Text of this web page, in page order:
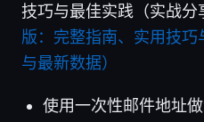
技巧与最佳实践（实战分
版：完整指南、实用技
与最新数据）
使用一次性邮件地址